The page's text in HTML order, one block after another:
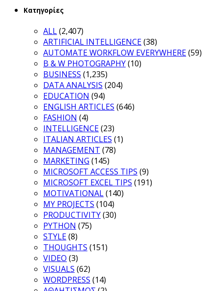
Κατηγορίες
ALL(2,407)
ARTIFICIAL INTELLIGENCE(38)
AUTOMATE WORKFLOW EVERYWHERE(59)
B & W PHOTOGRAPHY(10)
BUSINESS (1,235)
DATA ANALYSIS (204)
EDUCATION (94)
ENGLISH ARTICLES (646)
FASHION (4)
INTELLIGENCE(23)
ITALIAN ARTICLES (1)
MANAGEMENT (78)
MARKETING (145)
MICROSOFT ACCESS TIPS (9)
MICROSOFT EXCEL TIPS (191)
MOTIVATIONAL(140)
MY PROJECTS (104)
PRODUCTIVITY(30)
PYTHON (75)
STYLE(8)
THOUGHTS (151)
VIDEO (3)
VISUALS (62)
WORDPRESS (14)